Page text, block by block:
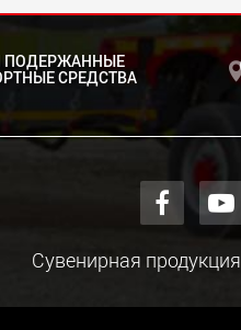
ПОДЕРЖАННЫЕ
СРЕДСТВА
Сувенирная продукция